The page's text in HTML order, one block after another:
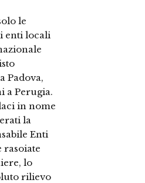
le
enti locali
Padova,
a Perugia.
in nome
la
Enti
rasoiate
lo
rilievo